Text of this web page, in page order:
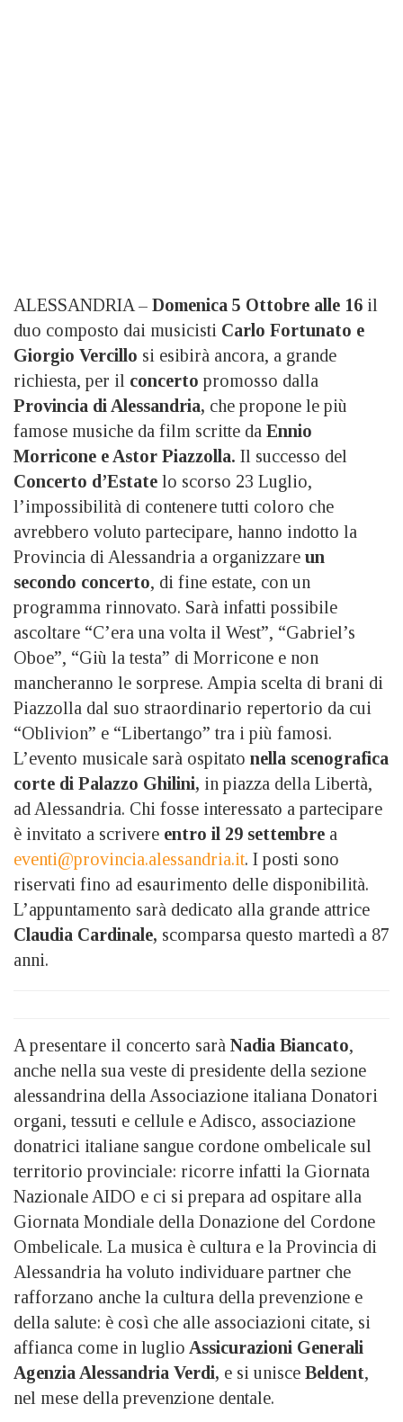
ALESSANDRIA – Domenica 5 Ottobre alle 16 il
duo composto dai musicisti Carlo Fortunato e
Giorgio Vercillo si esibirà ancora, a grande
richiesta, per il concerto promosso dalla
Provincia di Alessandria, che propone le più
famose musiche da film scritte da Ennio
Morricone e Astor Piazzolla. Il successo del
Concerto d’Estate lo scorso 23 Luglio,
l’impossibilità di contenere tutti coloro che
avrebbero voluto partecipare, hanno indotto la
Provincia di Alessandria a organizzare un
secondo concerto, di fine estate, con un
programma rinnovato. Sarà infatti possibile
ascoltare “C’era una volta il West”, “Gabriel’s
Oboe”, “Giù la testa” di Morricone e non
mancheranno le sorprese. Ampia scelta di brani di
Piazzolla dal suo straordinario repertorio da cui
“Oblivion” e “Libertango” tra i più famosi.
L’evento musicale sarà ospitato nella scenografica
corte di Palazzo Ghilini, in piazza della Libertà,
ad Alessandria. Chi fosse interessato a partecipare
è invitato a scrivere entro il 29 settembre a
eventi@provincia.alessandria.it. I posti sono
riservati fino ad esaurimento delle disponibilità.
L’appuntamento sarà dedicato alla grande attrice
Claudia Cardinale, scomparsa questo martedì a 87
anni.
A presentare il concerto sarà Nadia Biancato,
anche nella sua veste di presidente della sezione
alessandrina della Associazione italiana Donatori
organi, tessuti e cellule e Adisco, associazione
donatrici italiane sangue cordone ombelicale sul
territorio provinciale: ricorre infatti la Giornata
Nazionale AIDO e ci si prepara ad ospitare alla
Giornata Mondiale della Donazione del Cordone
Ombelicale. La musica è cultura e la Provincia di
Alessandria ha voluto individuare partner che
rafforzano anche la cultura della prevenzione e
della salute: è così che alle associazioni citate, si
affianca come in luglio Assicurazioni Generali
Agenzia Alessandria Verdi, e si unisce Beldent,
nel mese della prevenzione dentale.